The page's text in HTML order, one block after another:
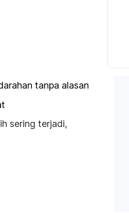
tanpa alasan
sering terjadi,